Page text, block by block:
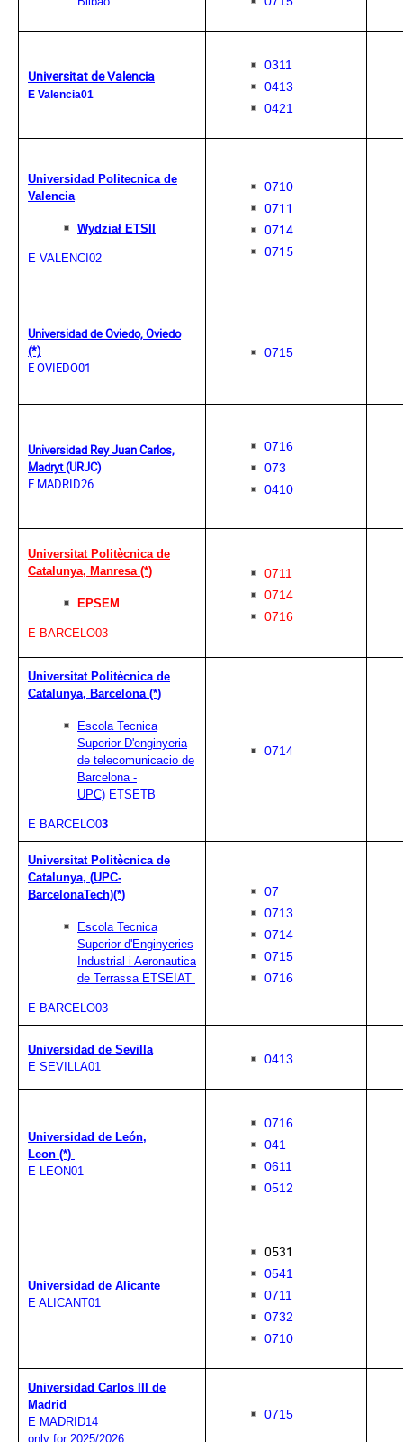
Universitat de Valencia
E Valencia01
0311
0413
0421
Universidad Politecnica de
Valencia
Wydział ETSII
E VALENCI02
0710
0711
0714
0715
Universidad de Oviedo, Oviedo
(*)
E OVIEDO01
0715
Universidad Rey Juan Carlos,
Madryt(URJC)
E MADRID26
0716
073
0410
Universitat Politècnica de
Catalunya, Manresa(*)
EPSEM
E BARCELO03
0711
0714
0716
Universitat Politècnica de
Catalunya, Barcelona (*)
Escola Tecnica
Superior D'enginyeria
de telecomunicacio de
Barcelona -
UPC) ETSETB
E BARCELO03
0714
Universitat Politècnica de
Catalunya, (UPC-
BarcelonaTech)(*)
Escola Tecnica
Superior d'Enginyeries
Industrial i Aeronautica
de Terrassa ETSEIAT
E BARCELO03
07
0713
0714
0715
0716
Universidad de Sevilla
E SEVILLA01
0413
Universidad de León,
Leon (*)
E LEON01
0716
041
0611
0512
Universidad de Alicante
E ALICANT01
0531
0541
0711
0732
0710
Universidad Carlos III de
Madrid
E MADRID14
only for 2025/2026
0715